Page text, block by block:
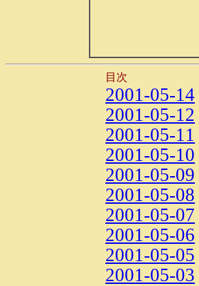
目次
2001-05-14
2001-05-12
2001-05-11
2001-05-10
2001-05-09
2001-05-08
2001-05-07
2001-05-06
2001-05-05
2001-05-03